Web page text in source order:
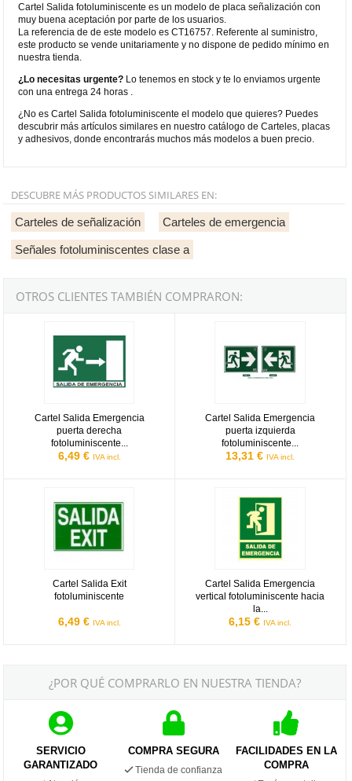
Cartel Salida fotoluminiscente es un modelo de placa señalización con
muy buena aceptación por parte de los usuarios.
La referencia de de este modelo es CT16757. Referente al suministro,
este producto se vende unitariamente y no dispone de pedido mínimo en
nuestra tienda.
¿Lo necesitas urgente? Lo tenemos en stock y te lo enviamos urgente
con una entrega 24 horas .
¿No es Cartel Salida fotoluminiscente el modelo que quieres? Puedes
descubrir más artículos similares en nuestro catálogo de Carteles, placas
y adhesivos, donde encontrarás muchos más modelos a buen precio.
DESCUBRE MÁS PRODUCTOS SIMILARES EN:
Carteles de señalización Carteles de emergencia
Señales fotoluminiscentes clase a
OTROS CLIENTES TAMBIÉN COMPRARON:
Cartel Salida Emergencia
puerta derecha
fotoluminiscente...
6,49 € IVA incl.
Cartel Salida Emergencia
puerta izquierda
fotoluminiscente...
13,31 € IVA incl.
Cartel Salida Exit
fotoluminiscente
6,49 € IVA incl.
Cartel Salida Emergencia
vertical fotoluminiscente hacia
la...
6,15 € IVA incl.
¿POR QUÉ COMPRARLO EN NUESTRA TIENDA?
SERVICIO
GARANTIZADO
COMPRA SEGURA
Tienda de confianza
FACILIDADES EN LA
COMPRA